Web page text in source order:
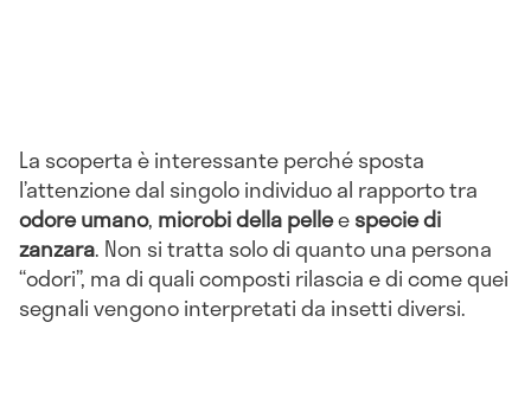
La scoperta è interessante perché sposta
l’attenzione dal singolo individuo al rapporto tra
odore umano, microbi della pelleespecie di
zanzara. Non si tratta solo di quanto una persona
“odori”, ma di quali composti rilascia e di come quei
segnali vengono interpretati da insetti diversi.